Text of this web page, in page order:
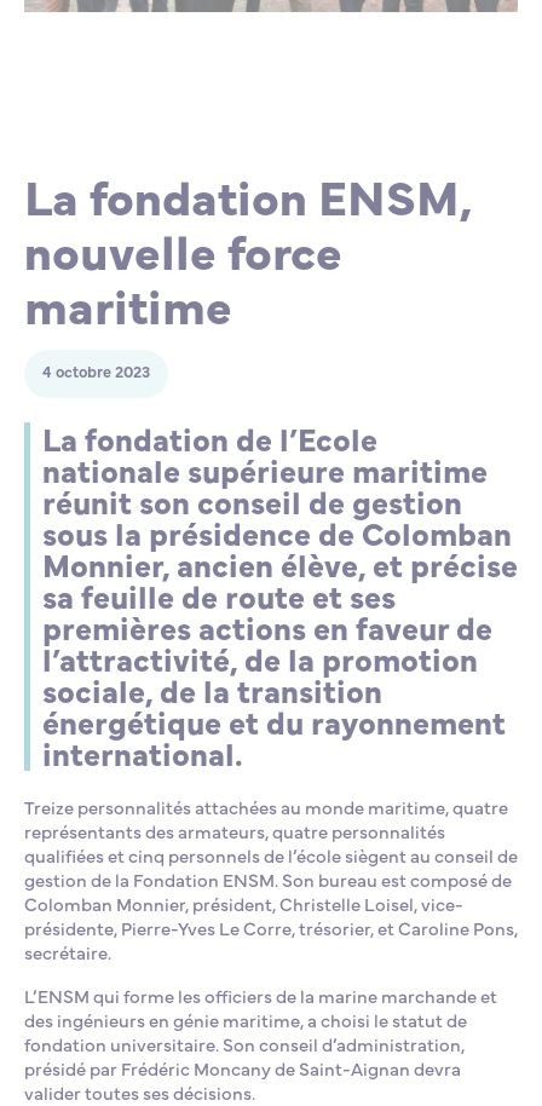
La recherche
L'international
La scolarité et la vie étudiante
La fondation ENSM,
nouvelle force
maritime
4 octobre 2023
La fondation de l’Ecole
nationale supérieure maritime
réunit son conseil de gestion
sous la présidence de Colomban
Monnier, ancien élève, et précise
sa feuille de route et ses
premières actions en faveur de
l’attractivité, de la promotion
sociale, de la transition
énergétique et du rayonnement
international.
Treize personnalités attachées au monde maritime, quatre
représentants des armateurs, quatre personnalités
qualifiées et cinq personnels de l’école siègent au conseil de
gestion de la Fondation ENSM. Son bureau est composé de
Colomban Monnier, président, Christelle Loisel, vice-
présidente, Pierre-Yves Le Corre, trésorier, et Caroline Pons,
secrétaire.
L’ENSM qui forme les officiers de la marine marchande et
des ingénieurs en génie maritime, a choisi le statut de
fondation universitaire. Son conseil d’administration,
présidé par Frédéric Moncany de Saint-Aignan devra
valider toutes ses décisions.